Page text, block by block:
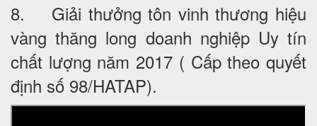
8. Giải thưởng tôn vinh thương hiệu
vàng thăng long doanh nghiệp Uy tín
chất lượng năm 2017 ( Cấp theo quyết
định số 98/HATAP).